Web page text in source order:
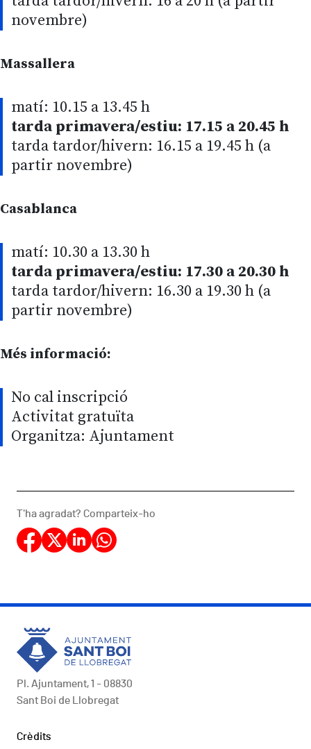
novembre)
Massallera
matí: 10.15 a 13.45 h
tarda primavera/estiu: 17.15 a 20.45 h
tarda tardor/hivern: 16.15 a 19.45 h (a
partir novembre)
Casablanca
matí: 10.30 a 13.30 h
tarda primavera/estiu: 17.30 a 20.30 h
tarda tardor/hivern: 16.30 a 19.30 h (a
partir novembre)
Més informació:
No cal inscripció
Activitat gratuïta
Organitza: Ajuntament
T'ha agradat? Comparteix-ho
Pl. Ajuntament, 1 - 08830
Sant Boi de Llobregat
Peu
Crèdits